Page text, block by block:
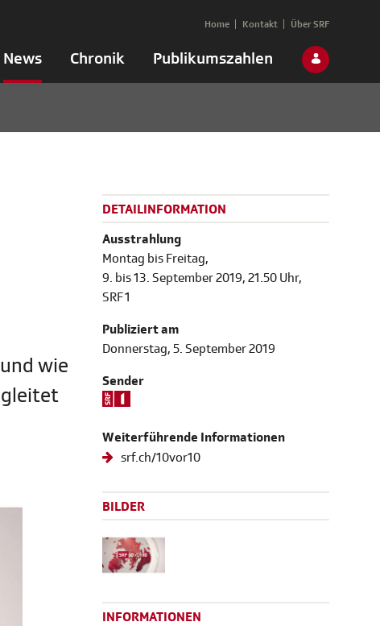
News Chronik Publikumszahlen
Home Kontakt Über SRF
wie
DETAILINFORMATION
Ausstrahlung
Montag bis Freitag,
9. bis 13. September 2019, 21.50 Uhr,
SRF 1
Publiziert am
Donnerstag, 5. September 2019
Sender
Weiterführende Informationen
srf.ch/10vor10
BILDER
INFORMATIONEN